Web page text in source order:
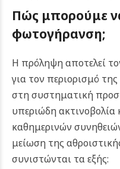
Πώς μπορούμε
φωτογήρανση;
Η πρόληψη αποτελεί
για τον περιορισμό
στη συστηματική
υπεριώδη ακτινοβολία
καθημερινών
μείωση της
συνιστώνται τα εξής: